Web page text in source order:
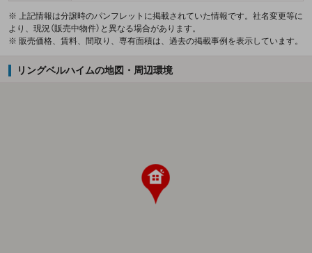
※ 上記情報は分譲時のパンフレットに掲載されていた情報です。社名変更等に
より、現況（販売中物件）と異なる場合があります。
※ 販売価格、賃料、間取り、専有面積は、過去の掲載事例を表示しています。
リングベルハイムの地図・周辺環境